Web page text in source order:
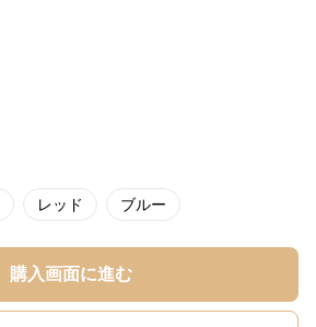
レッド ブルー
購入画面に進む